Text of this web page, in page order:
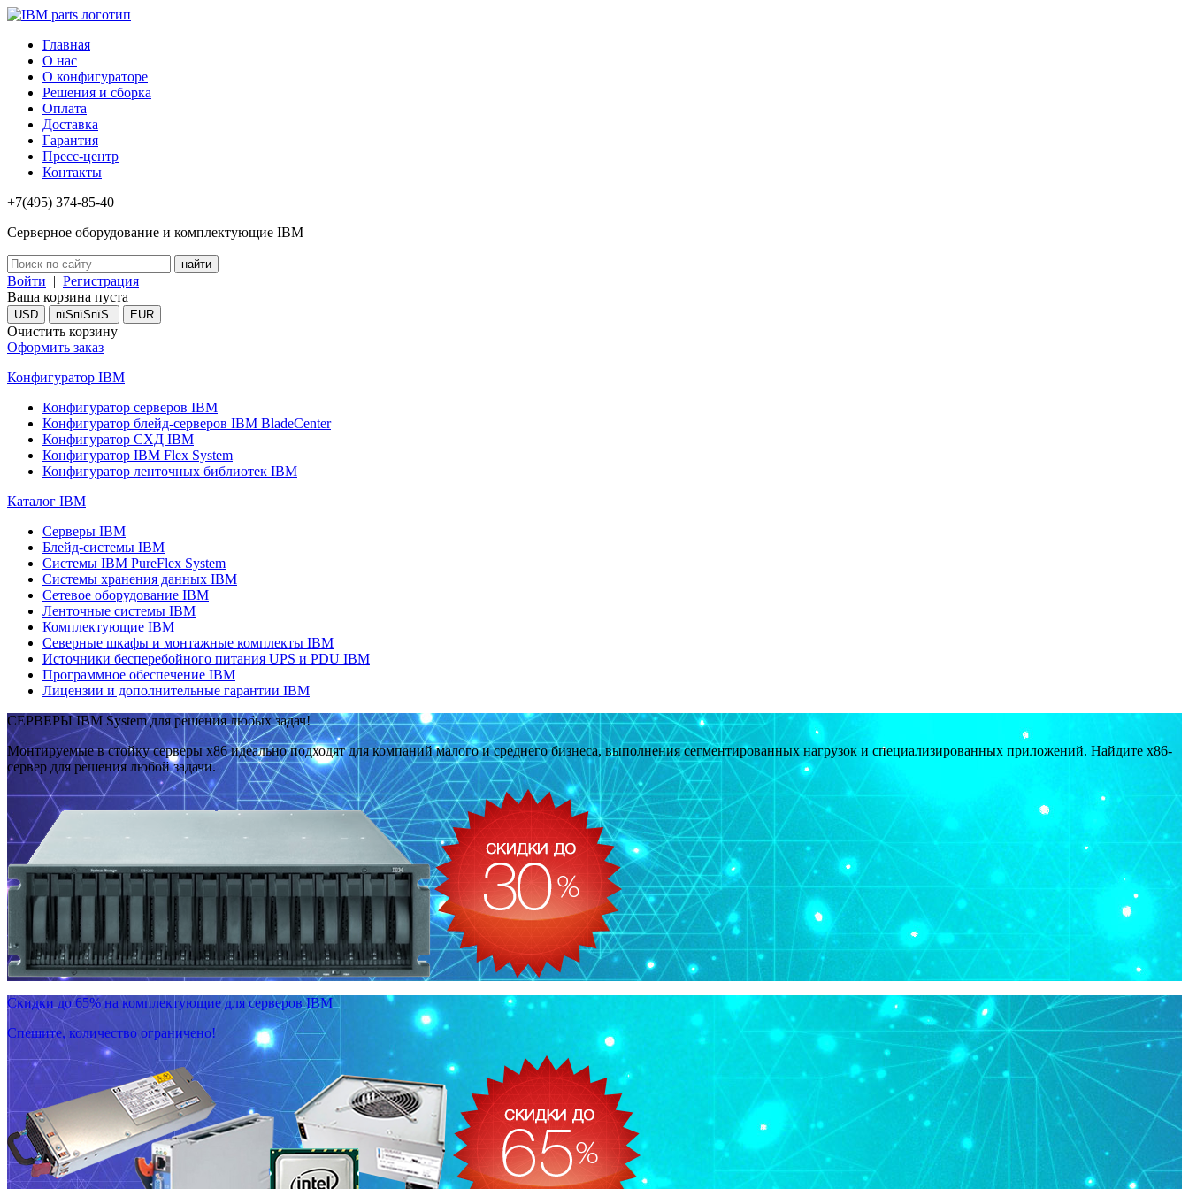
Главная
О нас
О конфигураторе
Решения и сборка
Оплата
Доставка
Гарантия
Пресс-центр
Контакты
+7(495) 374-85-40
Серверное оборудование и комплектующие IBM
Войти | Регистрация
Ваша корзина пуста
USD пїЅпїЅпїЅ. EUR
Очистить корзину
Оформить заказ
Конфигуратор IBM
Конфигуратор серверов IBM
Конфигуратор блейд-серверов IBM BladeCenter
Конфигуратор СХД IBM
Конфигуратор IBM Flex System
Конфигуратор ленточных библиотек IBM
Каталог IBM
Серверы IBM
Блейд-системы IBM
Системы IBM PureFlex System
Системы хранения данных IBM
Сетевое оборудование IBM
Ленточные системы IBM
Комплектующие IBM
Северные шкафы и монтажные комплекты IBM
Источники бесперебойного питания UPS и PDU IBM
Программное обеспечение IBM
Лицензии и дополнительные гарантии IBM
СЕРВЕРЫ IBM System для решения любых задач!
Монтируемые в стойку серверы x86 идеально подходят для компаний малого и среднего бизнеса, выполнения сегментированных нагрузок и специализированных приложений. Найдите x86-
сервер для решения любой задачи.
Скидки до 65% на комплектующие для серверов IBM
Спешите, количество ограничено!